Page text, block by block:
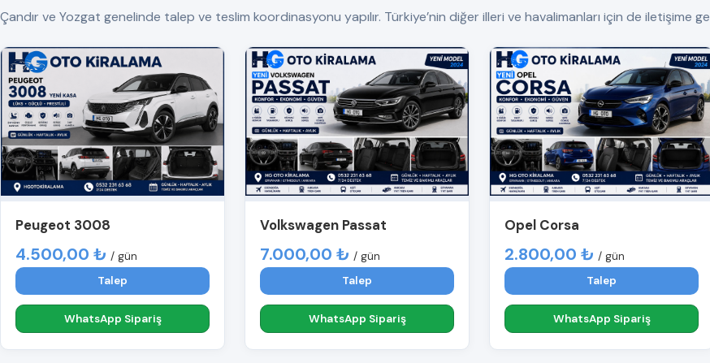
Çandır ve Yozgat genelinde talep ve teslim koordinasyonu yapılır. Türkiye’nin diğer illeri ve havalimanları için de iletişime
Peugeot 3008
4.500,00 ₺ / gün
Talep
WhatsApp Sipariş
Volkswagen Passat
7.000,00 ₺ / gün
Talep
WhatsApp Sipariş
Opel Corsa
2.800,00 ₺ / gün
Talep
WhatsApp Sipariş